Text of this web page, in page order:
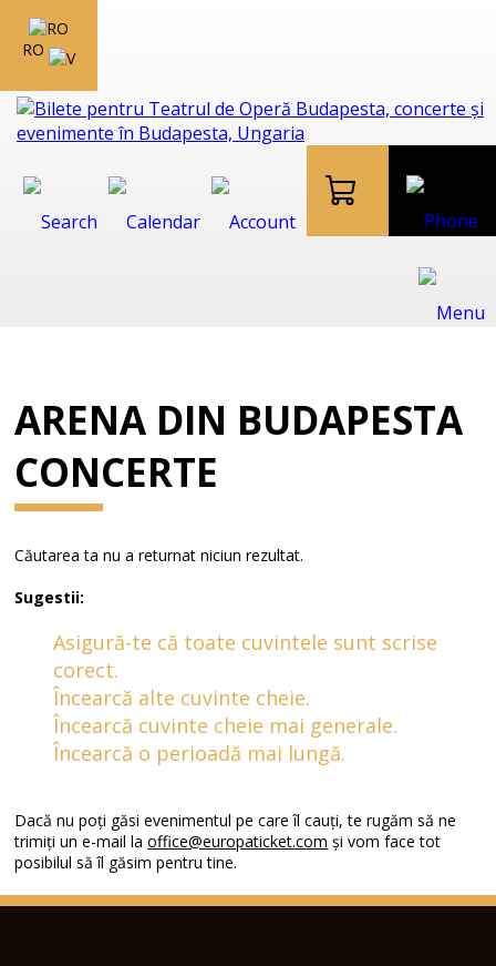
RO
ARENA DIN BUDAPESTA
CONCERTE
Căutarea ta nu a returnat niciun rezultat.
Sugestii:
Asigură-te că toate cuvintele sunt scrise
corect.
Încearcă alte cuvinte cheie.
Încearcă cuvinte cheie mai generale.
Încearcă o perioadă mai lungă.
Dacă nu poți găsi evenimentul pe care îl cauți, te rugăm să ne
trimiți un e-mail laoffice@europaticket.com și vom face tot
posibilul să îl găsim pentru tine.